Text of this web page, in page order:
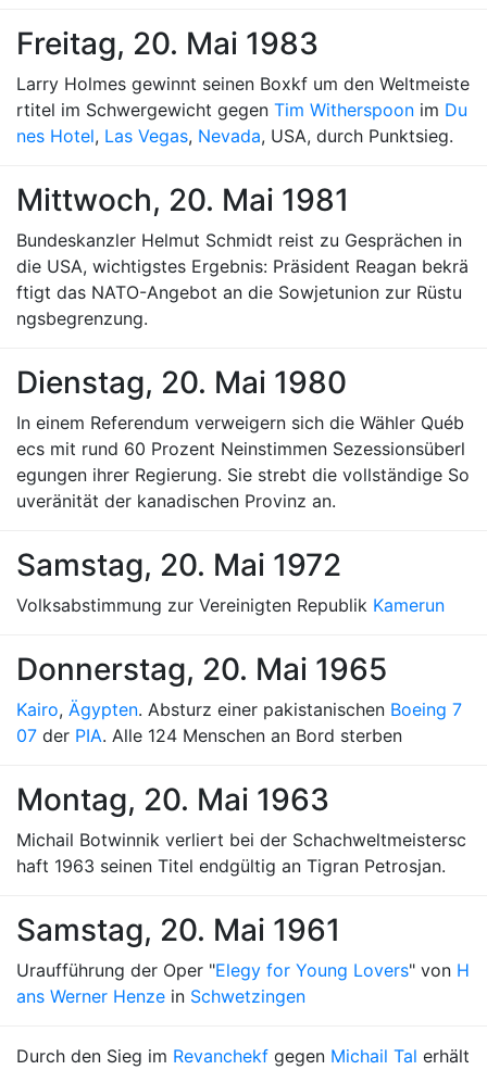
Freitag, 20. Mai 1983
Larry Holmes gewinnt seinen Boxkf um den Weltmeiste
rtitel im Schwergewicht gegen Tim Witherspoon im Du
nes Hotel, Las Vegas, Nevada, USA, durch Punktsieg.
Mittwoch, 20. Mai 1981
Bundeskanzler Helmut Schmidt reist zu Gesprächen in
die USA, wichtigstes Ergebnis: Präsident Reagan bekrä
ftigt das NATO-Angebot an die Sowjetunion zur Rüstu
ngsbegrenzung.
Dienstag, 20. Mai 1980
In einem Referendum verweigern sich die Wähler Québ
ecs mit rund 60 Prozent Neinstimmen Sezessionsüberl
egungen ihrer Regierung. Sie strebt die vollständige So
uveränität der kanadischen Provinz an.
Samstag, 20. Mai 1972
Volksabstimmung zur Vereinigten Republik Kamerun
Donnerstag, 20. Mai 1965
Kairo, Ägypten. Absturz einer pakistanischen Boeing 7
07 der PIA. Alle 124 Menschen an Bord sterben
Montag, 20. Mai 1963
Michail Botwinnik verliert bei der Schachweltmeistersc
haft 1963 seinen Titel endgültig an Tigran Petrosjan.
Samstag, 20. Mai 1961
Uraufführung der Oper "Elegy for Young Lovers" von H
ans Werner Henze in Schwetzingen
Durch den Sieg im Revanchekf gegen Michail Tal erhält